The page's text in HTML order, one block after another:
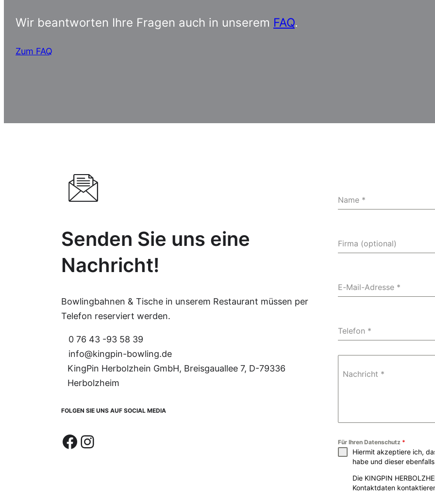
Wir beantworten Ihre Fragen auch in unserem FAQ.
Zum FAQ
Senden Sie uns eine
Nachricht!
Bowlingbahnen & Tische in unserem Restaurant müssen per
Telefon reserviert werden.
0 76 43 -93 58 39
info@kingpin-bowling.de
KingPin Herbolzhein GmbH, Breisgauallee 7, D-79336
Herbolzheim
FOLGEN SIE UNS AUF SOCIAL MEDIA
Facebook
Instagram
Name *
Firma (optional)
E-Mail-Adresse *
Telefon *
Nachricht *
Für Ihren Datenschutz *
Hiermit akzeptiere ich,
habe und dieser
Die KINGPIN
Kontaktdaten